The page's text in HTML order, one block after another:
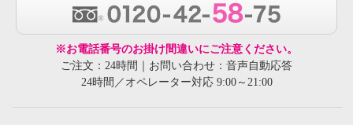
※お電話番号のお掛け間違いにご注意ください。
ご注文：24時間｜お問い合わせ：音声自動応答
24時間／オペレーター対応 9:00～21:00